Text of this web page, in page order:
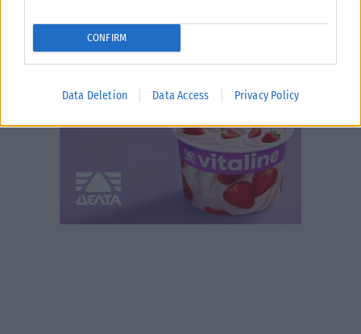
CONFIRM
Data Deletion Data Access Privacy Policy